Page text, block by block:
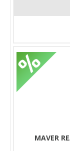
MAVER